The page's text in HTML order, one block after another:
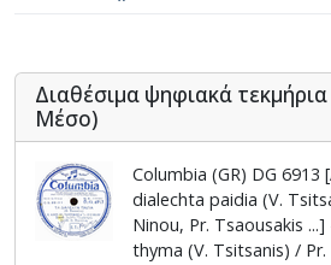
Διαθέσιμα ψηφιακά
Μέσο)
Columbia (GR) DG 6913
dialechta paidia (V.
Ninou, Pr. Tsaousakis
thyma (V. Tsitsanis) / Pr.